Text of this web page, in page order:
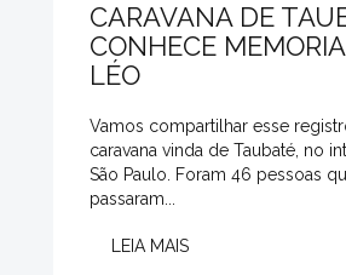
CARAVANA DE
CONHECE
LÉO
Vamos compartilhar esse
caravana vinda de Taubaté, no
São Paulo. Foram 46 pessoas
passaram...
LEIA MAIS